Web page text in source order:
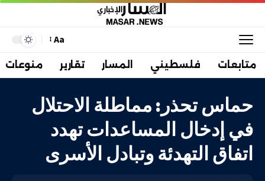
Aa
متابعات فلسطيني المسار تقارير منوعات
حماس تحذر: مماطلة الاحتلال
في إدخال المساعدات تهدد
اتفاق التهدئة وتبادل الأسرى